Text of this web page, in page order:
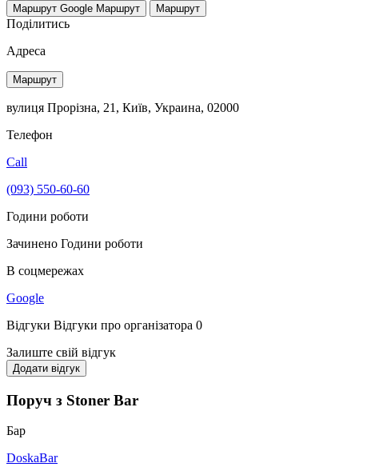
Маршрут Google Маршрут Маршрут
Поділитись
Адреса
Маршрут
вулиця Прорізна, 21, Київ, Украина, 02000
Телефон
Call
(093) 550-60-60
Години роботи
Зачинено Години роботи
В соцмережах
Google
Відгуки Відгуки про організатора 0
Залиште свій відгук
Додати відгук
Поруч з Stoner Bar
Бар
DoskaBar